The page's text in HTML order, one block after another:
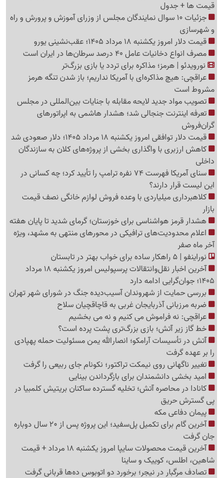
قیمت ها + جدول
جزئیات 10 سوال نمایندگان مجلس از وزرای آموزش و پرورش و راه
و شهرسازی
قیمت دلار امروز یکشنبه 18 مرداد 1405؛ عقب‌نشینی یورو
مصرف انواع دخانیات عامل 40 درصد سرطان‌ها در ایران است
نورویدئو | هرمز؛ مذاکره برای تردد یا بازی بزرگ‌تر
عراقچی: هیچ مذاکره‌ای با آمریکا نداریم؛ باز شدن تنگه هرمز
مشروط است
تصویب مواد جدید لایحه مقابله با جنایات بین‌المللی در مجلس
تعرفه اینترنت جنجالی شد؛ هشدار هاشمی به اپراتورهای
گرا‌ن‌فروش
قیمت دلار توافقی امروز یکشنبه 18 مرداد 1405؛ دلار صعودی شد
کاهش ارزبری با واگذاری بخشی از پروژه‌های کلان به سازندگان
داخلی
سنای آمریکا فهرست 74 نفره ترامپ را تأیید کرد؛ چه کسانی در
این لیست قرار دارند؟
کلاهبرداری میلیاردی با وعده فروش لوازم خانگی نصف قیمت
بازار
هشدار قرمز هواشناسی برای خوزستان؛ گرمای شدید تا پایان هفته
اعلام محدودیت‌های ترافیکی در محورهای منتهی به مشهد، ویژه
آخر ماه صفر
نوراینفو | 5 راهکار ساده برای خواب بهتر در تابستان
آخرین اخبار نقل‌وانتقالات پرسپولیس امروز یکشنبه 18 مرداد
1405؛ جوان‌گرایی ادامه دارد
بررسی حمایت از شهروندان آسیب‌دیده جنگ در شورای شهر تهران
ضربه مرزبانی آذربایجان غربی به قاچاقچیان سلاح
عراقچی: نه فراموش می کنیم و نه می بخشیم
خط گاز زیر آتش؛ بازی بزرگ‌تری پشت پرده است؟
آتش در تأسیسات آرامکو؛ انصارالله یمن مسئولیت حمله پهپادی
را بر عهده گرفت
تغییر ناگهانی روی نیمکت تراکتور؛ نکونام جای ربیعی را گرفت
امید بخشی دانشمندان برای بازگرداندن بینایی
کانادا در محاصره آتش؛ تخلیه گسترده ساکنان بریتیش کلمبیا در
پی گسترش حریق
پیمان دفاعی مکه
آخرین گام برای تکمیل پل‌سفید؛ این پروژه پس از 20 سال دوباره
جان گرفت
آخرین قیمت محصولات سایپا امروز یکشنبه 18 مرداد + قیمت
شاهین، اطلس، کوییک و ساینا
تصادف مرگبار در نیجر؛ برخورد دو اتوبوس ده‌ها قربانی گرفت